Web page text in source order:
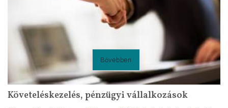
Bővebben
Követeléskezelés, pénzügyi vállalkozások